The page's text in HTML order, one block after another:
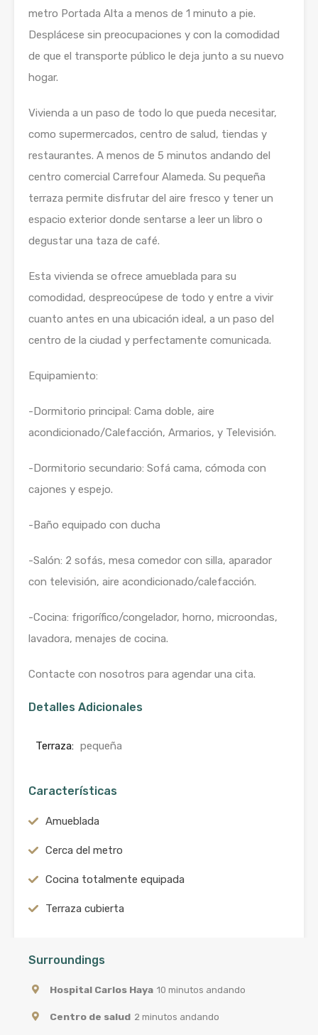
metro Portada Alta a menos de 1 minuto a pie.
Desplácese sin preocupaciones y con la comodidad
de que el transporte público le deja junto a su nuevo
hogar.
Vivienda a un paso de todo lo que pueda necesitar,
como supermercados, centro de salud, tiendas y
restaurantes. A menos de 5 minutos andando del
centro comercial Carrefour Alameda. Su pequeña
terraza permite disfrutar del aire fresco y tener un
espacio exterior donde sentarse a leer un libro o
degustar una taza de café.
Esta vivienda se ofrece amueblada para su
comodidad, despreocúpese de todo y entre a vivir
cuanto antes en una ubicación ideal, a un paso del
centro de la ciudad y perfectamente comunicada.
Equipamiento:
-Dormitorio principal: Cama doble, aire
acondicionado/Calefacción, Armarios, y Televisión.
-Dormitorio secundario: Sofá cama, cómoda con
cajones y espejo.
-Baño equipado con ducha
-Salón: 2 sofás, mesa comedor con silla, aparador
con televisión, aire acondicionado/calefacción.
-Cocina: frigorífico/congelador, horno, microondas,
lavadora, menajes de cocina.
Contacte con nosotros para agendar una cita.
Detalles Adicionales
Terraza: pequeña
Características
Amueblada
Cerca del metro
Cocina totalmente equipada
Terraza cubierta
Surroundings
Hospital Carlos Haya 10 minutos andando
Centro de salud 2 minutos andando